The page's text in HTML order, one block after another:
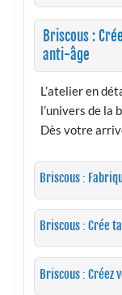
Briscous :
anti-âge
L’atelier en
l’univers de la
Dès votre
Briscous :
Briscous : Crée
Briscous : Créez